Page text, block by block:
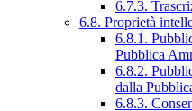
6.7.3.
6.8. Proprietà
6.8.1.
Pubblica
6.8.2.
dalla
6.8.3.